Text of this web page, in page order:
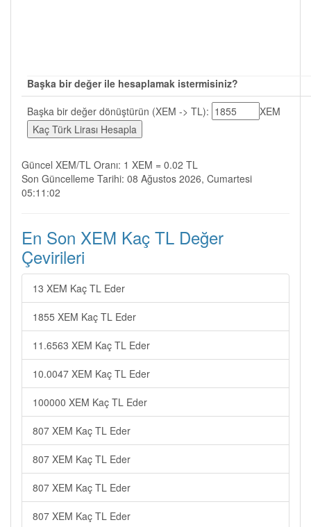
Başka bir değer ile hesaplamak istermisiniz?
Başka bir değer dönüştürün (XEM -> TL):
XEM
Güncel XEM/TL Oranı: 1 XEM = 0.02 TL
Son Güncelleme Tarihi: 08 Ağustos 2026, Cumartesi
05:11:02
En Son XEM Kaç TL Değer
Çevirileri
13 XEM Kaç TL Eder
1855 XEM Kaç TL Eder
11.6563 XEM Kaç TL Eder
10.0047 XEM Kaç TL Eder
100000 XEM Kaç TL Eder
807 XEM Kaç TL Eder
807 XEM Kaç TL Eder
807 XEM Kaç TL Eder
807 XEM Kaç TL Eder